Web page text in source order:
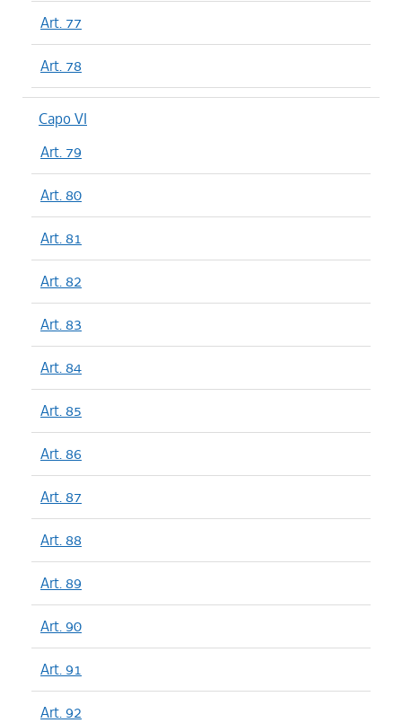
Art. 77
Art. 78
Capo VI
Art. 79
Art. 80
Art. 81
Art. 82
Art. 83
Art. 84
Art. 85
Art. 86
Art. 87
Art. 88
Art. 89
Art. 90
Art. 91
Art. 92